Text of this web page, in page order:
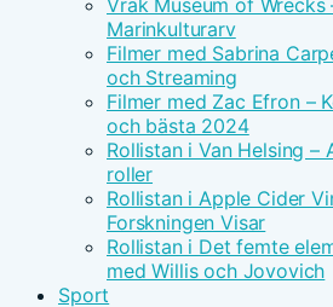
Vrak Museum of
Marinkulturarv
Filmer med Sabrina
och Streaming
Filmer med Zac Efron –
och bästa 2024
Rollistan i Van Helsing –
roller
Rollistan i Apple Cider
Forskningen Visar
Rollistan i Det femte
med Willis och Jovovich
Sport